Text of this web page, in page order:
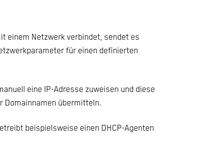
einem Netzwerk verbindet, sendet es
für einen definierten
eine IP-Adresse zuweisen und diese
Domainnamen übermitteln.
beispielsweise einen DHCP-Agenten